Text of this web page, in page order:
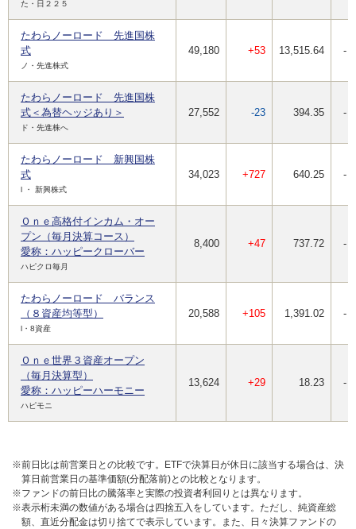
た・日２２５
たわらノーロード 先進国株
式
ノ・先進株式
49,180 +53 13,515.64 -
たわらノーロード 先進国株
式＜為替ヘッジあり＞
ド・先進株へ
27,552 -23 394.35 -
たわらノーロード 新興国株
式
l ・ 新興株式
34,023 +727 640.25 -
Ｏｎｅ高格付インカム・オー
プン（毎月決算コース）
愛称：ハッピークローバー
ハピクロ毎月
8,400 +47 737.72 -
たわらノーロード バランス
（８資産均等型）
l・8資産
20,588 +105 1,391.02 -
Ｏｎｅ世界３資産オープン
（毎月決算型）
愛称：ハッピーハーモニー
ハピモニ
13,624 +29 18.23 -
※前日比は前営業日との比較です。ETFで決算日が休日に該当する場合は、決
算日前営業日の基準価額(分配落前)との比較となります。
※ファンドの前日比の騰落率と実際の投資者利回りとは異なります。
※表示桁未満の数値がある場合は四捨五入をしています。ただし、純資産総
額、直近分配金は切り捨てで表示しています。また、日々決算ファンドの